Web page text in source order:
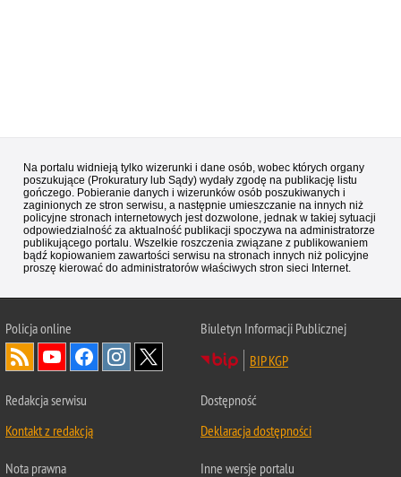
Na portalu widnieją tylko wizerunki i dane osób, wobec których organy
poszukujące (Prokuratury lub Sądy) wydały zgodę na publikację listu
gończego. Pobieranie danych i wizerunków osób poszukiwanych i
zaginionych ze stron serwisu, a następnie umieszczanie na innych niż
policyjne stronach internetowych jest dozwolone, jednak w takiej sytuacji
odpowiedzialność za aktualność publikacji spoczywa na administratorze
publikującego portalu. Wszelkie roszczenia związane z publikowaniem
bądź kopiowaniem zawartości serwisu na stronach innych niż policyjne
proszę kierować do administratorów właściwych stron sieci Internet.
Policjaonline
Biuletyn Informacji Publicznej
BIP KGP
Redakcja serwisu
Kontakt z redakcją
Dostępność
Deklaracja dostępności
Nota prawna Inne wersje portalu